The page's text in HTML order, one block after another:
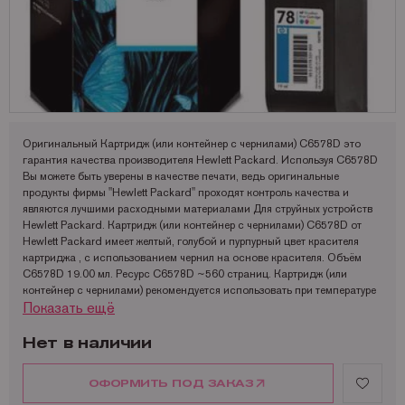
Lexmark
Panasonic
Pantum
Ricoh
Samsung
Sharp
Toshiba
Xerox
Аналоги Lexmark
Аналоги Oki
Аналоги Panasonic
Аналоги Pantum
Аналоги Ricoh
Аналоги Samsung
Аналоги Sharp
Аналоги Xerox
Запчасти для OKI
Запчасти для Samsung
Запчасти для Toshiba
Запчасти для Xerox
Фотобумага Kodak для струйных принтеров
Фотобумага Lomond и пленки для струйных принтеров
Пленка для ламинирования Корея
Принтеры Epson
Принтеры Hewllet Packard
Принтеры Lexmark
Принтеры OKI
Принтеры Panasonic
Принтеры Ricoh
Принтеры Samsung
Принтеры Sharp
Принтеры XEROX
Факсы Panasonic
Мониторы
Мониторы HP
Оригинальный Картридж (или контейнер с чернилами) C6578D это
гарантия качества производителя Hewlett Packard. Используя C6578D
Вы можете быть уверены в качестве печати, ведь оригинальные
продукты фирмы "Hewlett Packard" проходят контроль качества и
являются лучшими расходными материалами Для струйных устройств
Hewlett Packard. Картридж (или контейнер с чернилами) C6578D от
Hewlett Packard имеет желтый, голубой и пурпурный цвет красителя
картриджа , с использованием чернил на основе красителя. Объём
C6578D 19.00 мл. Ресурс C6578D ~560 страниц. Картридж (или
контейнер с чернилами) рекомендуется использовать при температуре
от -15 до 35°C. Хранить C6578D рекомендуется при температуре от -40
Размеры упаковки C6578D: 155x118x41 мм. Вес в упаковке 0.14 кг.
HP PhotoSmart 1000 HP PhotoSmart 1000XI HP PhotoSmart 1100 HP
Показать ещё
Нет в наличии
ОФОРМИТЬ ПОД ЗАКАЗ